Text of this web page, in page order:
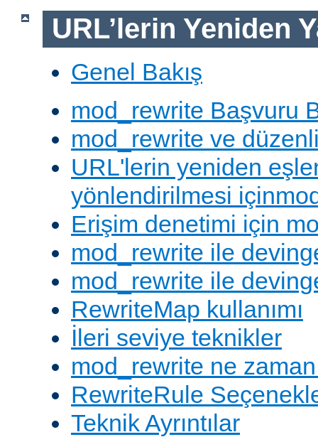
URL’lerin Yeniden
Genel Bakış
mod_rewrite Başvuru
mod_rewrite ve
URL'lerin yeniden
yönlendirilmesi
Erişim denetimi için
mod_rewrite ile
mod_rewrite ile
RewriteMap kullanımı
İleri seviye teknikler
mod_rewrite ne
RewriteRule
Teknik Ayrıntılar